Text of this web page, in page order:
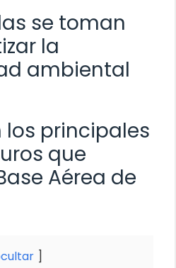
se toman
la
ambiental
los principales
que
Aérea de